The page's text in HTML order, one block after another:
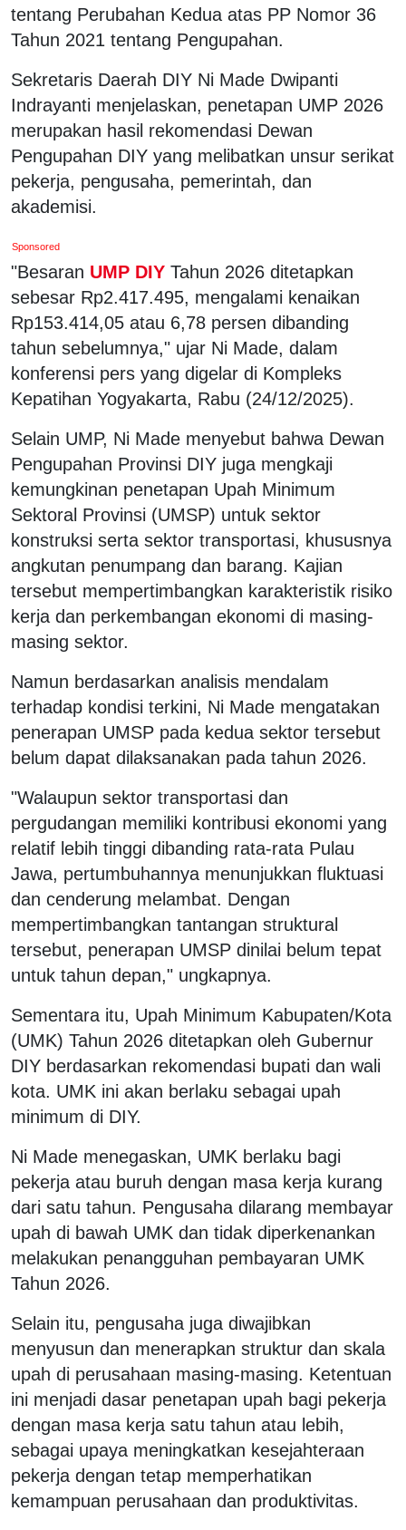
tentang Perubahan Kedua atas PP Nomor 36
Tahun 2021 tentang Pengupahan.
Sekretaris Daerah DIY Ni Made Dwipanti
Indrayanti menjelaskan, penetapan UMP 2026
merupakan hasil rekomendasi Dewan
Pengupahan DIY yang melibatkan unsur serikat
pekerja, pengusaha, pemerintah, dan
akademisi.
Sponsored
"Besaran UMP DIY Tahun 2026 ditetapkan
sebesar Rp2.417.495, mengalami kenaikan
Rp153.414,05 atau 6,78 persen dibanding
tahun sebelumnya," ujar Ni Made, dalam
konferensi pers yang digelar di Kompleks
Kepatihan Yogyakarta, Rabu (24/12/2025).
Selain UMP, Ni Made menyebut bahwa Dewan
Pengupahan Provinsi DIY juga mengkaji
kemungkinan penetapan Upah Minimum
Sektoral Provinsi (UMSP) untuk sektor
konstruksi serta sektor transportasi, khususnya
angkutan penumpang dan barang. Kajian
tersebut mempertimbangkan karakteristik risiko
kerja dan perkembangan ekonomi di masing-
masing sektor.
Namun berdasarkan analisis mendalam
terhadap kondisi terkini, Ni Made mengatakan
penerapan UMSP pada kedua sektor tersebut
belum dapat dilaksanakan pada tahun 2026.
"Walaupun sektor transportasi dan
pergudangan memiliki kontribusi ekonomi yang
relatif lebih tinggi dibanding rata-rata Pulau
Jawa, pertumbuhannya menunjukkan fluktuasi
dan cenderung melambat. Dengan
mempertimbangkan tantangan struktural
tersebut, penerapan UMSP dinilai belum tepat
untuk tahun depan," ungkapnya.
Sementara itu, Upah Minimum Kabupaten/Kota
(UMK) Tahun 2026 ditetapkan oleh Gubernur
DIY berdasarkan rekomendasi bupati dan wali
kota. UMK ini akan berlaku sebagai upah
minimum di DIY.
Ni Made menegaskan, UMK berlaku bagi
pekerja atau buruh dengan masa kerja kurang
dari satu tahun. Pengusaha dilarang membayar
upah di bawah UMK dan tidak diperkenankan
melakukan penangguhan pembayaran UMK
Tahun 2026.
Selain itu, pengusaha juga diwajibkan
menyusun dan menerapkan struktur dan skala
upah di perusahaan masing-masing. Ketentuan
ini menjadi dasar penetapan upah bagi pekerja
dengan masa kerja satu tahun atau lebih,
sebagai upaya meningkatkan kesejahteraan
pekerja dengan tetap memperhatikan
kemampuan perusahaan dan produktivitas.